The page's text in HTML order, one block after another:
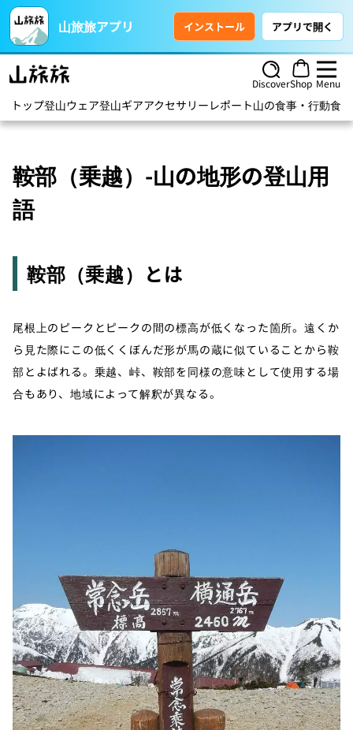
山旅旅アプリ インストール アプリで開く
DiscoverShop Menu
トップ登山ウェア登山ギアアクセサリー レポート山の食事・行動食
鞍部（乗越）-山の地形の登山用
語
鞍部（乗越）とは
尾根上のピークとピークの間の標高が低くなった箇所。遠くか
ら見た際にこの低くくぼんだ形が馬の蔵に似ていることから鞍
部とよばれる。乗越、峠、鞍部を同様の意味として使用する場
合もあり、地域によって解釈が異なる。